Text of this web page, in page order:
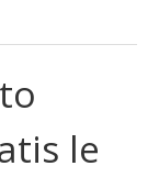
le